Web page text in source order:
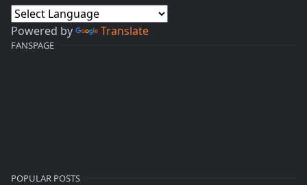
Powered by Translate
FANSPAGE
POPULAR POSTS